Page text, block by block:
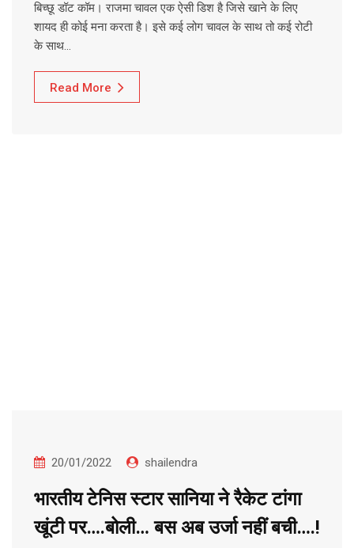
बिच्छू डॉट कॉम। राजमा चावल एक ऐसी डिश है जिसे खाने के लिए
शायद ही कोई मना करता है। इसे कई लोग चावल के साथ तो कई रोटी
के साथ…
Read More
20/01/2022 shailendra
भारतीय टेनिस स्टार सानिया ने रैकेट टांगा
खूंटी पर….बोली… बस अब उर्जा नहीं बची….!